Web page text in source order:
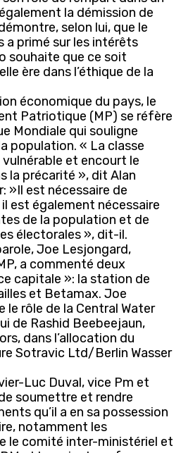
la démission de
selon lui, que le
primé sur les intérêts
souhaite que ce soit
ère dans l’éthique de la
économique du pays, le
Patriotique (MP) se réfère
Mondiale qui souligne
population. « La classe
et encourt le
la précarité », dit Alan
»Il est nécessaire de
est également nécessaire
de la population et de
électorales », dit-il.
Joe Lesjongard,
a commenté deux
capitale »: la station de
et Betamax. Joe
le rôle de la Central Water
de Rashid Beebeejaun,
dans l’allocation du
Sotravic Ltd/Berlin Wasser
Luc Duval, vice Pm et
soumettre et rendre
qu’il a en sa possession
notamment les
le comité inter-ministériel et